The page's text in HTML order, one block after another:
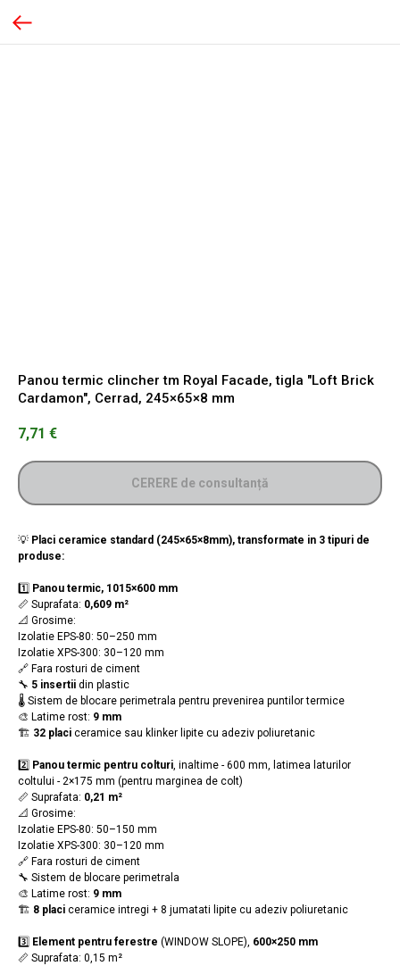
Panou termic clincher tm Royal Facade, tigla "Loft Brick
Cardamon", Cerrad, 245×65×8 mm
7,71 €
CERERE de consultanță
💡 Placi ceramice standard (245×65×8mm), transformate in 3 tipuri de
produse:
1️⃣ Panou termic, 1015×600 mm
📏 Suprafata: 0,609 m²
📐 Grosime:
Izolatie EPS-80: 50–250 mm
Izolatie XPS-300: 30–120 mm
🔗 Fara rosturi de ciment
🔧 5 insertii din plastic
🌡️ Sistem de blocare perimetrala pentru prevenirea puntilor termice
🎨 Latime rost: 9 mm
🏗️ 32 placi ceramice sau klinker lipite cu adeziv poliuretanic
2️⃣ Panou termic pentru colturi, inaltime - 600 mm, latimea laturilor
coltului - 2×175 mm (pentru marginea de colt)
📏 Suprafata: 0,21 m²
📐 Grosime:
Izolatie EPS-80: 50–150 mm
Izolatie XPS-300: 30–120 mm
🔗 Fara rosturi de ciment
🔧 Sistem de blocare perimetrala
🎨 Latime rost: 9 mm
🏗️ 8 placi ceramice intregi + 8 jumatati lipite cu adeziv poliuretanic
3️⃣ Element pentru ferestre (WINDOW SLOPE), 600×250 mm
📏 Suprafata: 0,15 m²